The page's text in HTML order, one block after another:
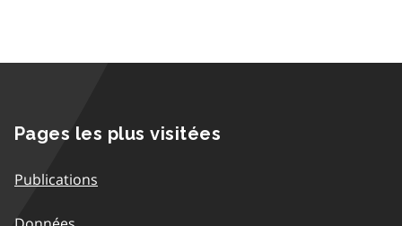
Pages les plus visitées
Publications